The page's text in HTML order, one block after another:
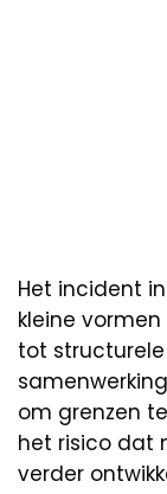
Het incident
kleine
tot
om grenzen
het risico dat
verder